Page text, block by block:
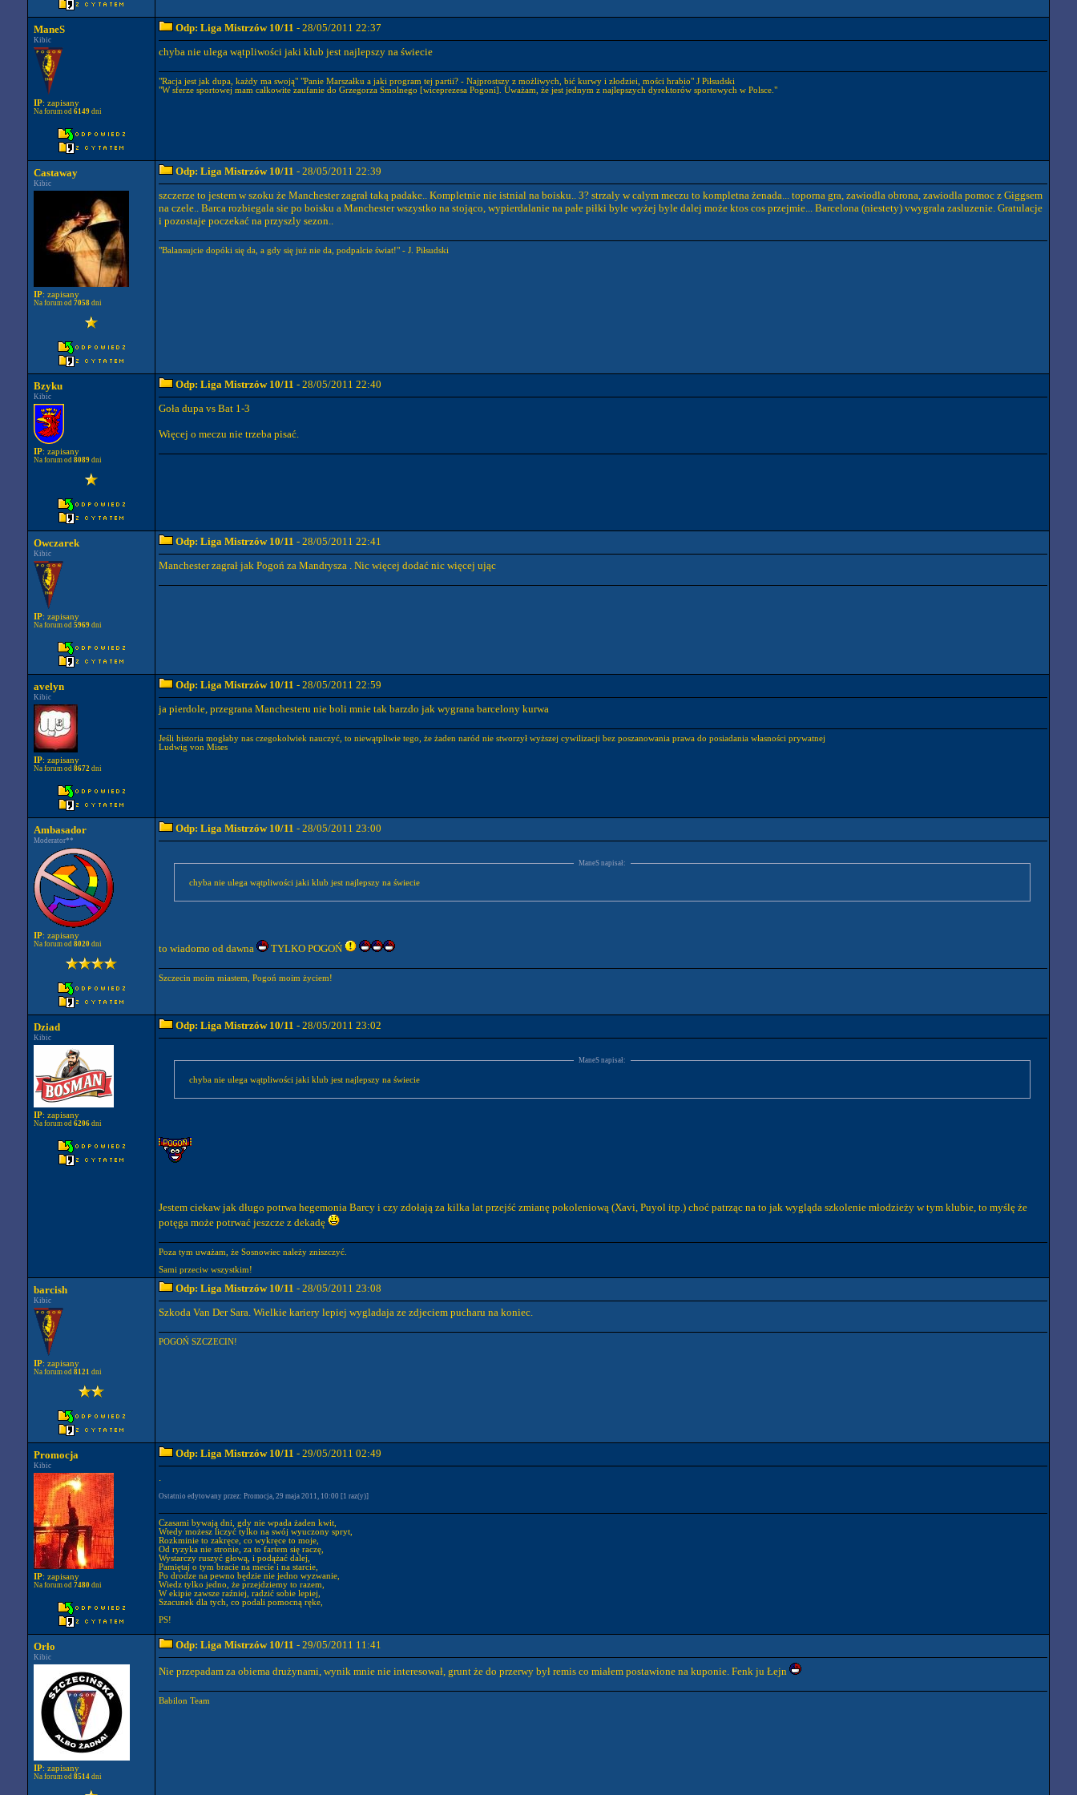
ManeS
Kibic
IP: zapisany
Na forum od 6149 dni
Odp: Liga Mistrzów 10/11 - 28/05/2011 22:37
chyba nie ulega wątpliwości jaki klub jest najlepszy na świecie
"Racja jest jak dupa, każdy ma swoją" "Panie Marszałku a jaki program tej partii? - Najprostszy z możliwych, bić kurwy i złodziei, mości hrabio" J Piłsudski
"W sferze sportowej mam całkowite zaufanie do Grzegorza Smolnego [wiceprezesa Pogoni]. Uważam, że jest jednym z najlepszych dyrektorów sportowych w Polsce."
Castaway
Kibic
IP: zapisany
Na forum od 7058 dni
Odp: Liga Mistrzów 10/11 - 28/05/2011 22:39
szczerze to jestem w szoku że Manchester zagrał taką padake.. Kompletnie nie istnial na boisku.. 3? strzaly w calym meczu to kompletna żenada... toporna gra, zawiodla obrona, zawiodla pomoc z Giggsem
na czele.. Barca rozbiegala sie po boisku a Manchester wszystko na stojąco, wypierdalanie na pałe piłki byle wyżej byle dalej może ktos cos przejmie... Barcelona (niestety) vwygrala zasluzenie. Gratulacje
i pozostaje poczekać na przyszly sezon..
"Balansujcie dopóki się da, a gdy się już nie da, podpalcie świat!" - J. Piłsudski
Bzyku
Kibic
IP: zapisany
Na forum od 8089 dni
Odp: Liga Mistrzów 10/11 - 28/05/2011 22:40
Goła dupa vs Bat 1-3
Więcej o meczu nie trzeba pisać.
Owczarek
Kibic
IP: zapisany
Na forum od 5969 dni
Odp: Liga Mistrzów 10/11 - 28/05/2011 22:41
Manchester zagrał jak Pogoń za Mandrysza . Nic więcej dodać nic więcej ując
avelyn
Kibic
IP: zapisany
Na forum od 8672 dni
Odp: Liga Mistrzów 10/11 - 28/05/2011 22:59
ja pierdole, przegrana Manchesteru nie boli mnie tak barzdo jak wygrana barcelony kurwa
Jeśli historia mogłaby nas czegokolwiek nauczyć, to niewątpliwie tego, że żaden naród nie stworzył wyższej cywilizacji bez poszanowania prawa do posiadania własności prywatnej
Ludwig von Mises
Ambasador
Moderator**
IP: zapisany
Na forum od 8020 dni
Odp: Liga Mistrzów 10/11 - 28/05/2011 23:00
ManeS napisał:
chyba nie ulega wątpliwości jaki klub jest najlepszy na świecie
to wiadomo od dawna TYLKO POGOŃ
Szczecin moim miastem, Pogoń moim życiem!
Dziad
Kibic
IP: zapisany
Na forum od 6206 dni
Odp: Liga Mistrzów 10/11 - 28/05/2011 23:02
ManeS napisał:
chyba nie ulega wątpliwości jaki klub jest najlepszy na świecie
Jestem ciekaw jak długo potrwa hegemonia Barcy i czy zdołają za kilka lat przejść zmianę pokoleniową (Xavi, Puyol itp.) choć patrząc na to jak wygląda szkolenie młodzieży w tym klubie, to myślę że
potęga może potrwać jeszcze z dekadę
Poza tym uważam, że Sosnowiec należy zniszczyć.
Sami przeciw wszystkim!
barcish
Kibic
IP: zapisany
Na forum od 8121 dni
Odp: Liga Mistrzów 10/11 - 28/05/2011 23:08
Szkoda Van Der Sara. Wielkie kariery lepiej wygladaja ze zdjeciem pucharu na koniec.
POGOŃ SZCZECIN!
Promocja
Kibic
IP: zapisany
Na forum od 7480 dni
Odp: Liga Mistrzów 10/11 - 29/05/2011 02:49
.
Ostatnio edytowany przez: Promocja, 29 maja 2011, 10:00 [1 raz(y)]
Czasami bywają dni, gdy nie wpada żaden kwit,
Wtedy możesz liczyć tylko na swój wyuczony spryt,
Rozkminie to zakręce, co wykręce to moje,
Od ryzyka nie stronie, za to fartem się raczę,
Wystarczy ruszyć głową, i podążać dalej,
Pamiętaj o tym bracie na mecie i na starcie,
Po drodze na pewno będzie nie jedno wyzwanie,
Wiedz tylko jedno, że przejdziemy to razem,
W ekipie zawsze raźniej, radzić sobie lepiej,
Szacunek dla tych, co podali pomocną ręke,
PS!
Orło
Kibic
IP: zapisany
Na forum od 8514 dni
Odp: Liga Mistrzów 10/11 - 29/05/2011 11:41
Nie przepadam za obiema drużynami, wynik mnie nie interesował, grunt że do przerwy był remis co miałem postawione na kuponie. Fenk ju Łejn
Babilon Team